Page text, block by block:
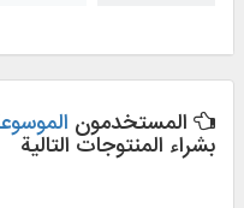
المستخدمون
بشراء المنتوجات التالية